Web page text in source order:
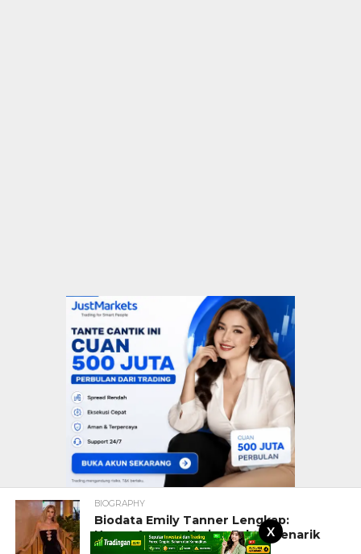
X
BIOGRAPHY
Biodata Emily Tanner Lengkap:
Umur, Agama, Karier, Fakta Menarik
hingga Perjalanan Bisnis